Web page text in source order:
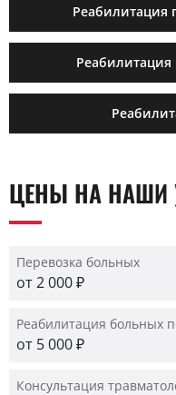
Реабилитация
Реабилитация
ЦЕНЫ НА НАШИ
Перевозка больных
от 2 000 ₽
Реабилитация больных
от 5 000 ₽
Консультация